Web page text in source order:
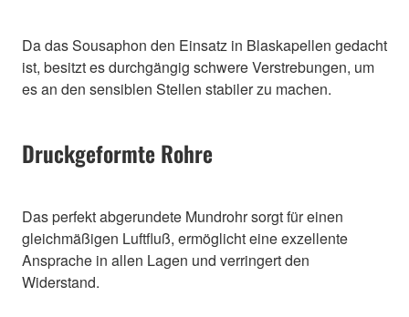
Da das Sousaphon den Einsatz in Blaskapellen gedacht
ist, besitzt es durchgängig schwere Verstrebungen, um
es an den sensiblen Stellen stabiler zu machen.
Druckgeformte Rohre
Das perfekt abgerundete Mundrohr sorgt für einen
gleichmäßigen Luftfluß, ermöglicht eine exzellente
Ansprache in allen Lagen und verringert den
Widerstand.